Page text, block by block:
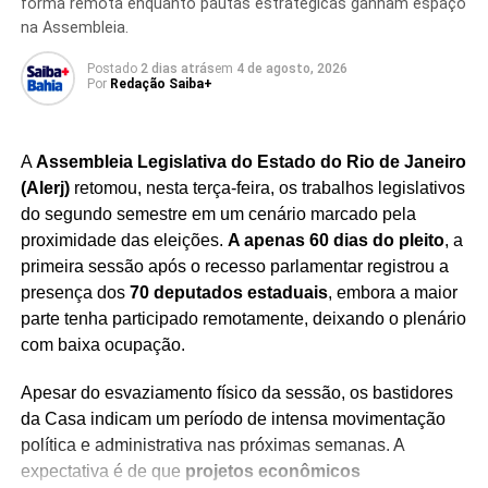
com que o desempenho da Danone no Brasil avance em
ritmo superior ao registrado pela matriz francesa nos
próximos anos.
apresentado crescimento consistente no país,
impulsionado por consumidores interessados em hábitos
de vida mais saudáveis.
Com a expansão da produção,
a Danone busca atender à demanda crescente e
consolidar sua liderança em uma categoria que
ganha cada vez mais espaço nas gôndolas e na
preferência dos brasileiros.
Redação Saiba+
forma remota enquanto pautas estratégicas ganham espaço
na Assembleia.
Postado 2 dias atrásem 4 de agosto, 2026
Por Redação Saiba+
AAssembleia Legislativa do Estado do Rio de Janeiro
(Alerj)retomou, nesta terça-feira, os trabalhos legislativos
do segundo semestre em um cenário marcado pela
proximidade das eleições. A apenas 60 dias do pleito, a
primeira sessão após o recesso parlamentar registrou a
presença dos 70 deputados estaduais, embora a maior
parte tenha participado remotamente, deixando o plenário
com baixa ocupação.
Apesar do esvaziamento físico da sessão, os bastidores
da Casa indicam um período de intensa movimentação
política e administrativa nas próximas semanas. A
expectativa é de que projetos econômicos